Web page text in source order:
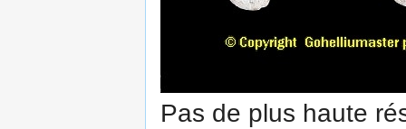
Pas de plus haute